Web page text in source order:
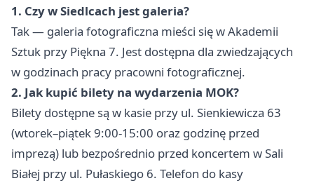
1. Czy w Siedlcach jest galeria?
Tak — galeria fotograficzna mieści się w Akademii
Sztuk przy Piękna 7. Jest dostępna dla zwiedzających
w godzinach pracy pracowni fotograficznej.
2. Jak kupić bilety na wydarzenia MOK?
Bilety dostępne są w kasie przy ul. Sienkiewicza 63
(wtorek–piątek 9:00-15:00 oraz godzinę przed
imprezą) lub bezpośrednio przed koncertem w Sali
Białej przy ul. Pułaskiego 6. Telefon do kasy